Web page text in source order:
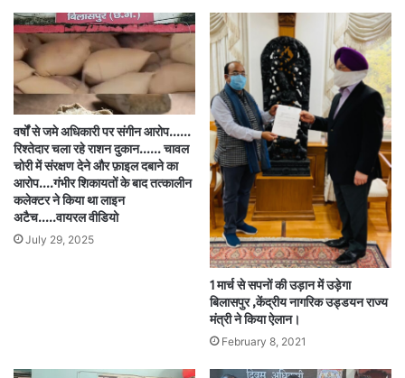
वर्षों से जमे अधिकारी पर संगीन आरोप……
रिश्तेदार चला रहे राशन दुकान…… चावल
चोरी में संरक्षण देने और फ़ाइल दबाने का
आरोप….गंभीर शिकायतों के बाद तत्कालीन
कलेक्टर ने किया था लाइन
अटैच…..वायरल वीडियो
July 29, 2025
1 मार्च से सपनों की उड़ान में उड़ेगा
बिलासपुर ,केंद्रीय नागरिक उड्डयन राज्य
मंत्री ने किया ऐलान।
February 8, 2021